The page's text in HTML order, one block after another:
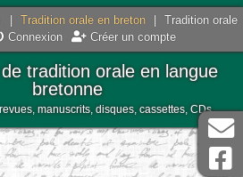
Tradition orale en breton
Tradition orale
Connexion Créer un compte
tradition orale en langue
bretonne
manuscrits, disques, cassettes, CDs